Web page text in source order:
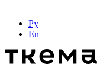
Ру
En